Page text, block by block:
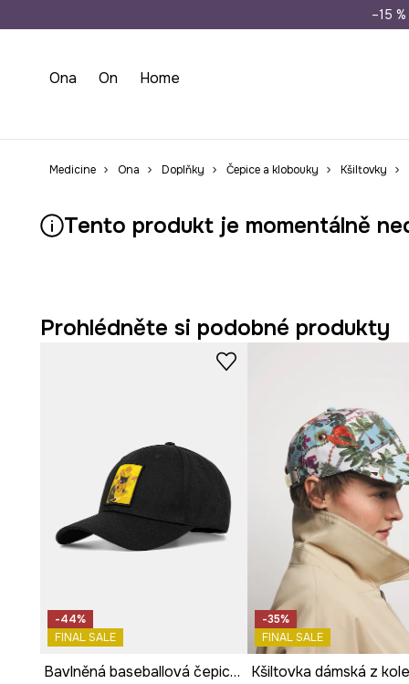
Doprava zdarma
–15
Ona On Home
Medicine Ona Doplňky Čepice a klobouky Kšiltovky
Tento produkt je momentálně
Prohlédněte si podobné produkty
-44%
FINAL SALE
Bavlněná baseballová čepice dámská z Kočičí kolekce
-35%
FINAL SALE